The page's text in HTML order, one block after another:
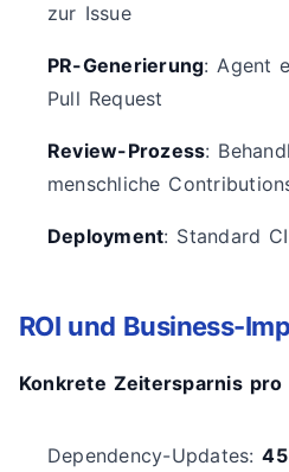
zur Issue
PR-Generierung: Agent
Pull Request
Review-Prozess:
menschliche
Deployment: Standard
ROI und Business-
Konkrete Zeitersparnis pro
Dependency-Updates: